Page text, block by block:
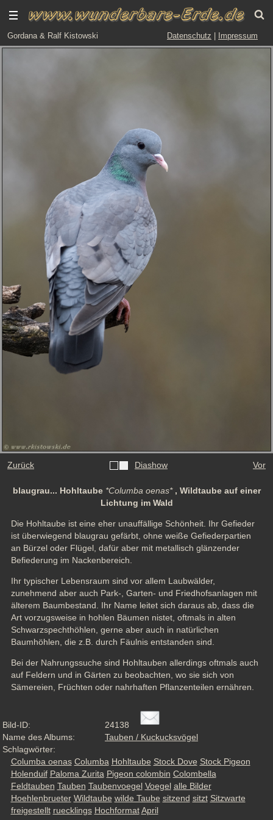
Gordana & Ralf Kistowski Datenschutz Impressum
Zurück Diashow Vor
blaugrau... Hohltaube *Columba oenas*, Wildtaube auf einer
Lichtung im Wald
Die Hohltaube ist eine eher unauffällige Schönheit. Ihr Gefieder
ist überwiegend blaugrau gefärbt, ohne weiße Gefiederpartien
an Bürzel oder Flügel, dafür aber mit metallisch glänzender
Befiederung im Nackenbereich.
Ihr typischer Lebensraum sind vor allem Laubwälder,
zunehmend aber auch Park-, Garten- und Friedhofsanlagen mit
älterem Baumbestand. Ihr Name leitet sich daraus ab, dass die
Art vorzugsweise in hohlen Bäumen nistet, oftmals in alten
Schwarzspechthöhlen, gerne aber auch in natürlichen
Baumhöhlen, die z.B. durch Fäulnis entstanden sind.
Bei der Nahrungssuche sind Hohltauben allerdings oftmals auch
auf Feldern und in Gärten zu beobachten, wo sie sich von
Sämereien, Früchten oder nahrhaften Pflanzenteilen ernähren.
Bild-ID:
24138
Name des Albums:
Tauben / Kuckucksvögel
Schlagwörter:
Columba oenas Columba Hohltaube Stock Dove Stock Pigeon
Holenduif Paloma Zurita Pigeon colombin Colombella
Feldtauben Tauben Taubenvoegel Voegel alle Bilder
Hoehlenbrueter Wildtaube wilde Taube sitzend sitzt Sitzwarte
freigestellt ruecklings Hochformat April